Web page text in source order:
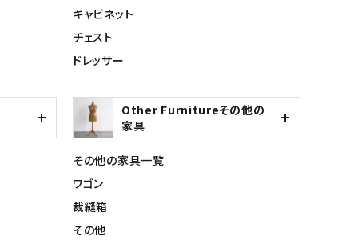
キャビネット
チェスト
ドレッサー
Other Furnitureその他の
家具
その他の家具一覧
ワゴン
裁縫箱
その他